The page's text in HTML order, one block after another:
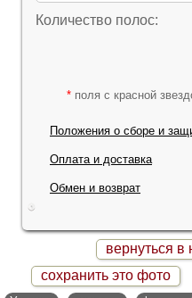
Количество полос:
* поля с красной
Положения о сборе и
Оплата и доставка
Обмен и возврат
вернуться в
сохранить это фото